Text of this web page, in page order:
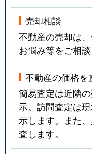
売却相談
不動産の売却は
お悩み等をご相談
不動産の価格を
簡易査定は近隣
示。訪問査定は
示します。また
査します。